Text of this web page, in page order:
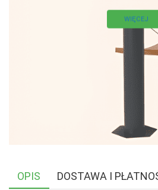
WIĘCEJ
OPIS DOSTAWA I